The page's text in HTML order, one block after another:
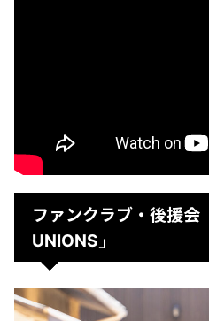
ファンクラブ・後援会
UNIONS」